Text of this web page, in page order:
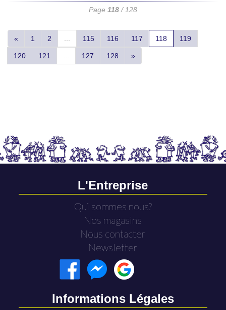
Page 118 / 128
« 1 2 115 116 117 118 119
120 121 127 128 »
L'Entreprise
Qui sommes nous?
Nos magasins
Nous contacter
Newsletter
Informations Légales